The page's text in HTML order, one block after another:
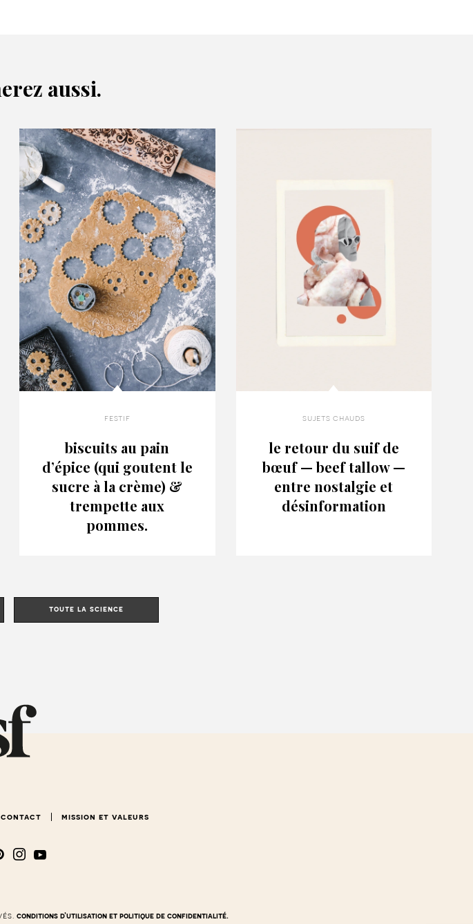
aussi.
festif
biscuits au pain
d’épice (qui goutent le
sucre à la crème) &
trempette aux
pommes.
sujets chauds
le retour du suif de
bœuf — beef tallow —
entre nostalgie et
désinformation
toute la science
contact mission et valeurs
conditions d’utilisation et politique de confidentialité.